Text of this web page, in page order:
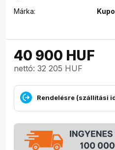
Márka:
Kupo
40 900 HUF
nettó: 32 205 HUF
Rendelésre (szállítási